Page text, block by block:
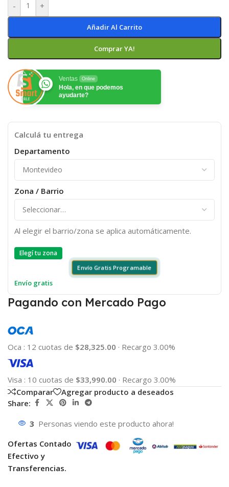
- +
Añadir Al Carrito
Comprar YA!
Ventas Online
Hola, en que podemos
ayudarte?
Calculá tu entrega
Departamento
Zona / Barrio
Al elegir el barrio/zona se aplica automáticamente.
Elegí tu zona
Envío Gratis Programable
Envío gratis
Pagando con Mercado Pago
Oca : 12 cuotas de $28,325.00 · Recargo 3.00%
Visa : 10 cuotas de $33,990.00 · Recargo 3.00%
Comparar
Agregar producto a deseados
Share:
3 Personas viendo este producto ahora!
Ofertas Contado
Efectivo y
Transferencias.